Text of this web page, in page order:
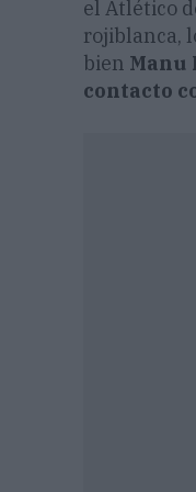
el Atlético
rojiblanca,
bien Manu
contacto